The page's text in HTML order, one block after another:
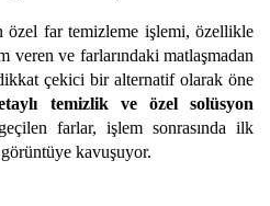
özel far temizleme işlemi, özellikle
veren ve farlarındaki matlaşmadan
çekici bir alternatif olarak öne
temizlik ve özel solüsyon
farlar, işlem sonrasında ilk
kavuşuyor.